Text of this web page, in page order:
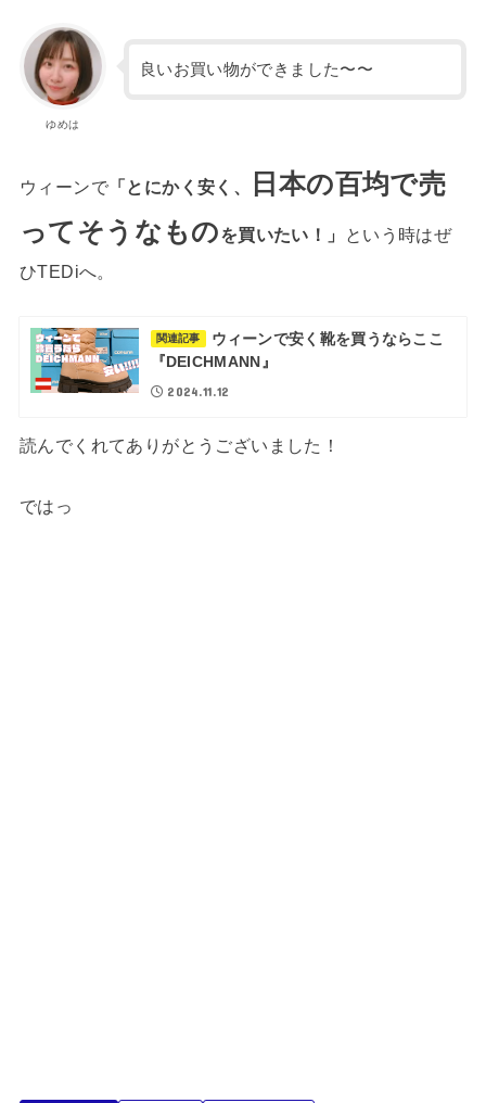
ゆめは
良いお買い物ができました〜〜
ウィーンで「とにかく安く、
日本の百均で売
ってそうなものを買いたい！」
という時はぜ
ひTEDiへ。
関連記事
ウィーンで安く靴を買うならここ
『DEICHMANN』
2024.11.12
読んでくれてありがとうございました！
ではっ